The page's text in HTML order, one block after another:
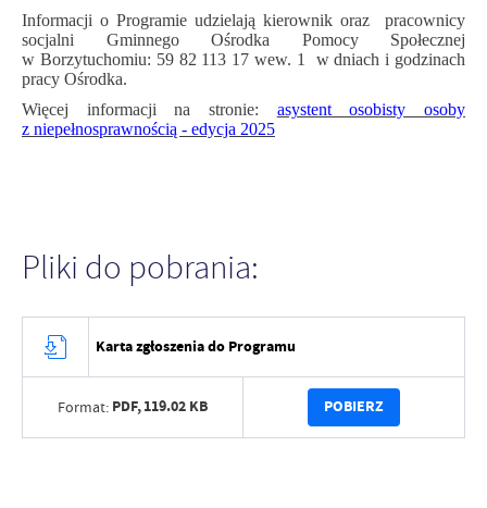
Informacji o Programie udzielają kierownik oraz
pracownicy
socjalni Gminnego Ośrodka Pomocy Społecznej
w Borzytuchomiu: 59 82 113 17 wew. 1
w dniach i godzinach
pracy Ośrodka.
Więcej informacji na stronie: asystent osobisty osoby
z niepełnosprawnością - edycja 2025
Pliki do pobrania:
Karta zgłoszenia do Programu
Format: PDF,119.02 KB POBIERZ